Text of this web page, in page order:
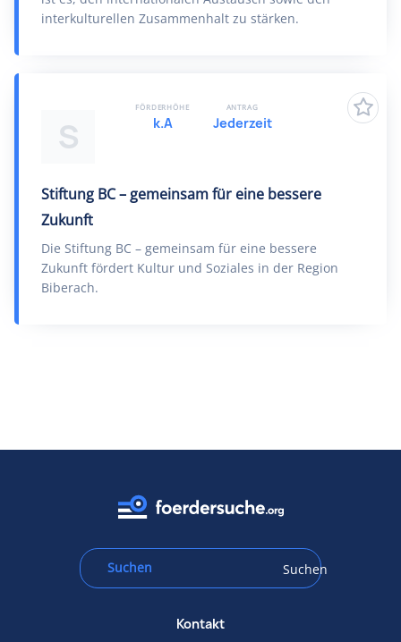
interkulturellen Zusammenhalt zu stärken.
S
Stiftung BC – gemeinsam für eine bessere
Zukunft
Die Stiftung BC – gemeinsam für eine bessere
Zukunft fördert Kultur und Soziales in der Region
Biberach.
FÖRDERHÖHE
k.A
ANTRAG
Jederzeit
Suchen
Kontakt